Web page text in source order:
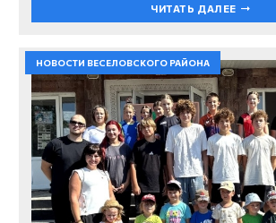
ЧИТАТЬ ДАЛЕЕ
НОВОСТИ ВЕСЕЛОВСКОГО РАЙОНА